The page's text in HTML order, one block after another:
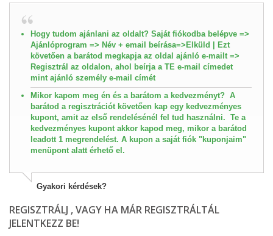
Hogy tudom ajánlani az oldalt? Saját fiókodba belépve =>
Ajánlóprogram => Név + email beírása=>Elküld | Ezt
követően a barátod megkapja az oldal ajánló e-mailt =>
Regisztrál az oldalon, ahol beírja a TE e-mail címedet
mint ajánló személy e-mail címét
Mikor kapom meg én és a barátom a kedvezményt? A
barátod a regisztrációt követően kap egy kedvezményes
kupont, amit az első rendelésénél fel tud használni. Te a
kedvezményes kupont akkor kapod meg, mikor a barátod
leadott 1 megrendelést. A kupon a saját fiók "kuponjaim"
menüpont alatt érhető el.
Gyakori kérdések?
REGISZTRÁLJ , VAGY HA MÁR REGISZTRÁLTÁL
JELENTKEZZ BE!